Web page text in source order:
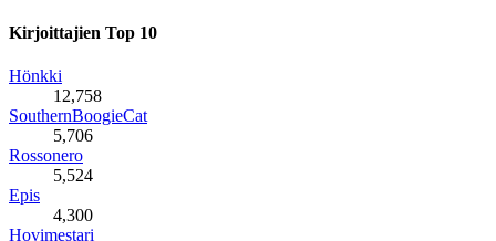
Kirjoittajien Top 10
Hönkki
12,758
SouthernBoogieCat
5,706
Rossonero
5,524
Epis
4,300
Hovimestari